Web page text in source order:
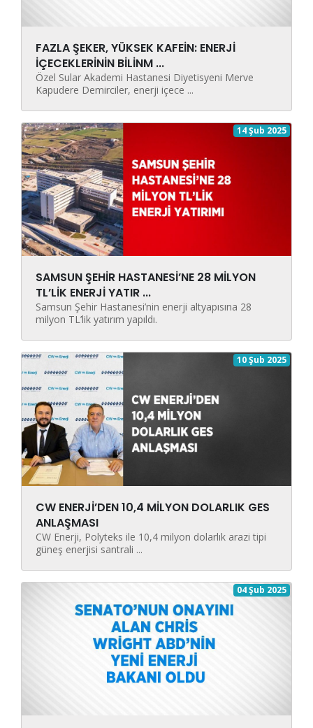
FAZLA ŞEKER, YÜKSEK KAFEİN: ENERJİ
İÇECEKLERİNİN BİLİNM ...
Özel Sular Akademi Hastanesi Diyetisyeni Merve
Kapudere Demirciler, enerji içece ...
14 Şub 2025
SAMSUN ŞEHİR HASTANESİ’NE 28 MİLYON
TL’LİK ENERJİ YATIR ...
Samsun Şehir Hastanesi’nin enerji altyapısına 28
milyon TL’lik yatırım yapıldı.
10 Şub 2025
CW ENERJİ’DEN 10,4 MİLYON DOLARLIK GES
ANLAŞMASI
CW Enerji, Polyteks ile 10,4 milyon dolarlık arazi tipi
güneş enerjisi santrali ...
04 Şub 2025